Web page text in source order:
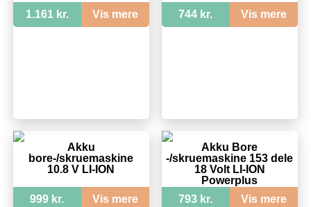
1.161 kr. Vis mere 744 kr. Vis mere
Akku
bore-/skruemaskine
10.8 V LI-ION
999 kr. Vis mere
Akku Bore
-/skruemaskine 153 dele
18 Volt LI-ION
Powerplus
793 kr.
Vis mere